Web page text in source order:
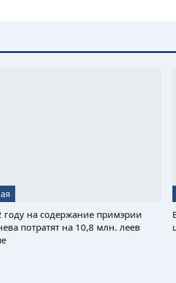
году на содержание примэрии
потратят на 10,8 млн. леев